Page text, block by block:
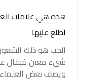
هذه هي علامات
اطلع عليها
الحب هو ذلك
شيء معين فيقال
ويصف بعض العلماء